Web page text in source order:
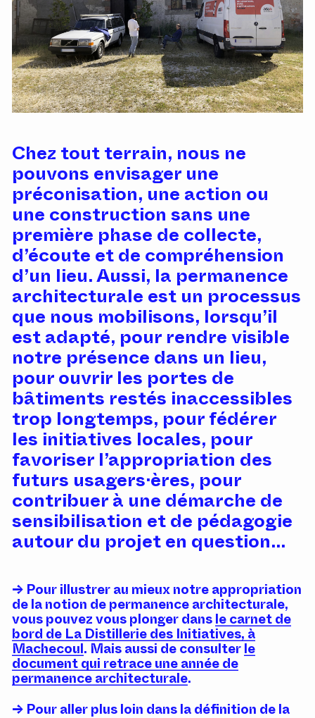
Chez tout terrain, nous ne
pouvons envisager une
préconisation, une action ou
une construction sans une
première phase de collecte,
d’écoute et de compréhension
d’un lieu. Aussi, la permanence
architecturale est un processus
que nous mobilisons, lorsqu’il
est adapté, pour rendre visible
notre présence dans un lieu,
pour ouvrir les portes de
bâtiments restés inaccessibles
trop longtemps, pour fédérer
les initiatives locales, pour
favoriser l’appropriation des
futurs usagers·ères, pour
contribuer à une démarche de
sensibilisation et de pédagogie
autour du projet en question…
Pour illustrer au mieux notre appropriation
de la notion de permanence architecturale,
vous pouvez vous plonger dansle carnet de
bord de La Distillerie des Initiatives, à
Machecoul. Mais aussi de consulterle
document qui retrace une année de
permanence architecturale.
Pour aller plus loin dans la définition de la